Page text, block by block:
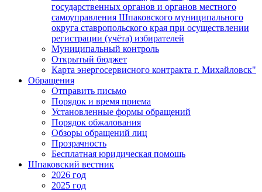
государственных органов и органов местного
самоуправления Шпаковского муниципального
округа ставропольского края при осуществлении
регистрации (учёта) избирателей
Муниципальный контроль
Открытый бюджет
Карта энергосервисного контракта г. Михайловск"
Обращения
Отправить письмо
Порядок и время приема
Установленные формы обращений
Порядок обжалования
Обзоры обращений лиц
Прозрачность
Бесплатная юридическая помощь
Шпаковский вестник
2026 год
2025 год